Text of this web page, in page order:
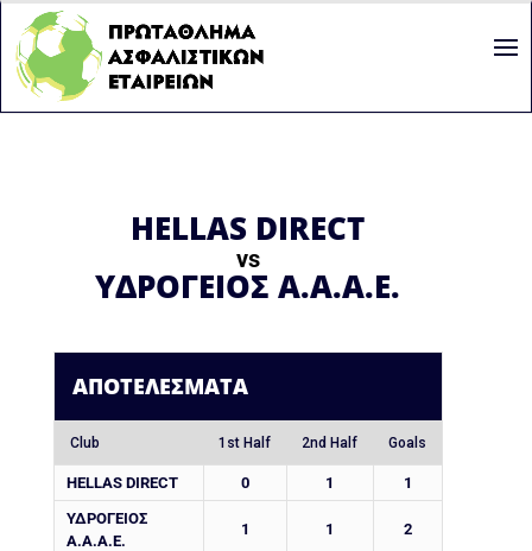
HELLAS DIRECT
vs
ΥΔΡΟΓΕΙΟΣ Α.Α.Α.Ε.
ΑΠΟΤΕΛΈΣΜΑΤΑ
Club 1st Half 2nd Half Goals
HELLAS DIRECT 0 1
1
ΥΔΡΟΓΕΙΟΣ
Α.Α.Α.Ε.
1 1 2